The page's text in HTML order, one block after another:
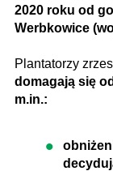
2020 roku od
Werbkowice
Plantatorzy
domagają się
m.in.: